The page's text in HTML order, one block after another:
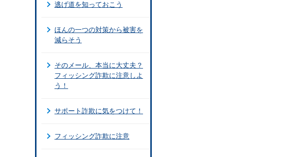
逃げ道を知っておこう
ほんの一つの対策から被害を
減らそう
そのメール、本当に大丈夫？
フィッシング詐欺に注意しよ
う！
サポート詐欺に気をつけて！
フィッシング詐欺に注意